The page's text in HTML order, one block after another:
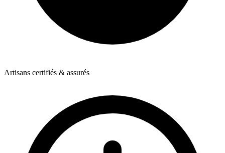
Artisans certifiés & assurés